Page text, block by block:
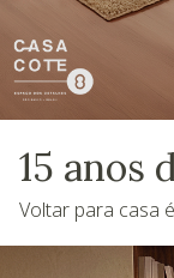
15 anos
Voltar para casa